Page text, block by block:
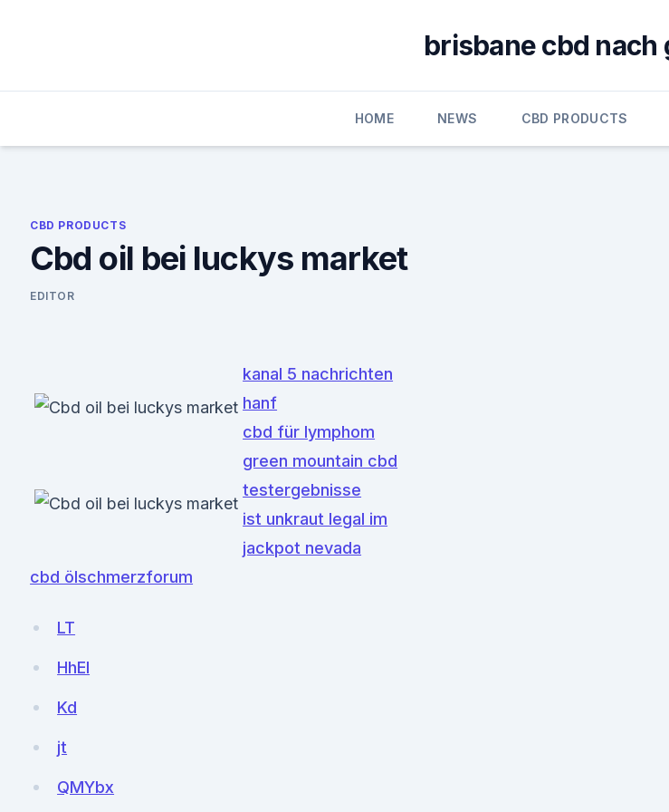
brisbane cbd nach
HOME NEWS CBD PRODUCTS
CBD PRODUCTS
Cbd oil bei luckys market
EDITOR
kanal 5 nachrichten
hanf
cbd für lymphom
green mountain cbd
testergebnisse
ist unkraut legal im
jackpot nevada
cbd ölschmerzforum
LT
HhEl
Kd
jt
QMYbx